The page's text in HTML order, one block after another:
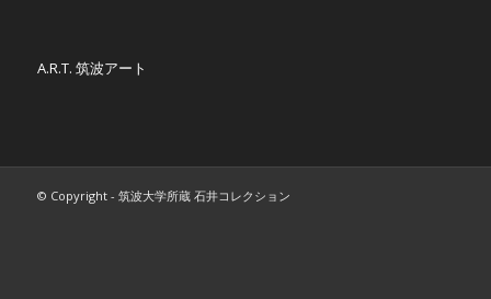
A.R.T. 筑波アート
© Copyright - 筑波大学所蔵 石井コレクション